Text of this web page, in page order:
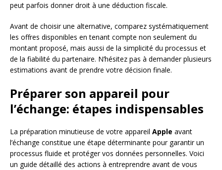
peut parfois donner droit à une déduction fiscale.
Avant de choisir une alternative, comparez systématiquement
les offres disponibles en tenant compte non seulement du
montant proposé, mais aussi de la simplicité du processus et
de la fiabilité du partenaire. N’hésitez pas à demander plusieurs
estimations avant de prendre votre décision finale.
Préparer son appareil pour
l’échange: étapes indispensables
La préparation minutieuse de votre appareil Apple avant
l’échange constitue une étape déterminante pour garantir un
processus fluide et protéger vos données personnelles. Voici
un guide détaillé des actions à entreprendre avant de vous